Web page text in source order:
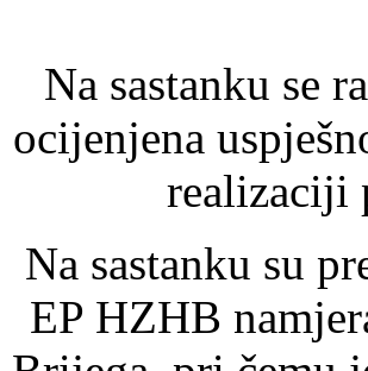
Na sastanku se
ocijenjena
realizaciji
Na sastanku su
EP HZHB